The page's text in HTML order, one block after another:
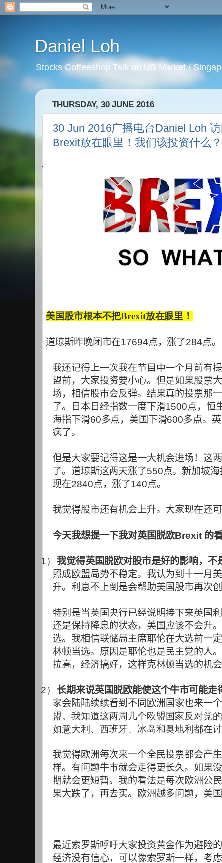
Daniel Loh
Stocks Coffeeshop Talk on US Market /
THURSDAY, 30 JUNE 2016
30 Jun 2016广播电台Daniel Loh
Brexit放在眼里！我们该投资什么？
·
美国股市根本不把Brexit放在眼里！
道琼斯昨晚闭市在17694点，涨了284点。
我还记得上一次我在节目中一个月前有
盟前，大家投资要小心。但是如果股票
场，相信股市会反弹。结果真的投票那
了。日本日经指数一度下滑1500点，恒
海指下滑60多点，美国下滑600多点。
疯了。
但是大家要记得这是一大机会进场！这
了。道琼斯这两天涨了550点。新加坡海
现在2840点，涨了140点。
我觉得股市还有机会上升。大家现在还
今天我想提一下我对英国脱欧Brexit 的
1）
我觉得英国脱欧对股市是好的影响，不
照成欧盟局势不稳定。我认为到十一月
升。利息不上倒是会帮助美国股市再次
特别是当英国央行已经说明接下来英国
还是保持降息的状态，美国应该不会升
选。我相信联储局主席耶伦在大选前一
林顿当选。原因是耶伦也是民主党的人
拉高，经济搞好，这样克林顿当选的机
2）
长期来说英国脱欧能使这个牛市可能走
家会陆陆续续看到不同欧洲国家也来一
盟。我知道这两周几个欧盟国家反对党
如意大利、西班牙、冰岛和奥地利都在
我觉得欧洲每次来一个全民投票都会产
样。有问题牛市就会走得更长久。如果
期就会更短暂。我的看法是每次欧洲公
果大跌了，再去买。欧洲越多问题，美
最近索罗斯呼吁大家投资黄金作为避险
经济没有信心，可以像索罗斯一样，考